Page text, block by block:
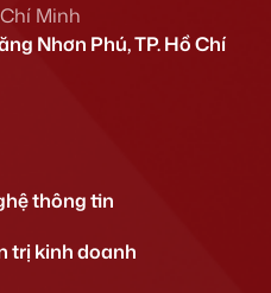
Minh
Nhơn Phú, TP. Hồ Chí
thông tin
trị kinh doanh